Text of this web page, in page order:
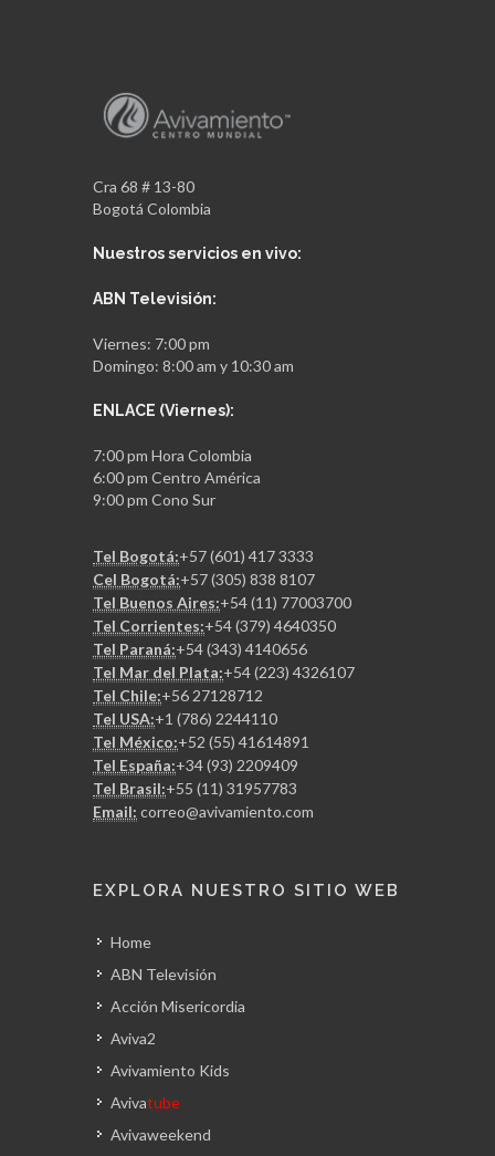
Cra 68 # 13-80
Bogotá Colombia
Nuestros servicios en vivo:
ABN Televisión:
Viernes: 7:00 pm
Domingo: 8:00 am y 10:30 am
ENLACE (Viernes):
7:00 pm Hora Colombia
6:00 pm Centro América
9:00 pm Cono Sur
Tel Bogotá:+57 (601) 417 3333
Cel Bogotá:+57 (305) 838 8107
Tel Buenos Aires:+54 (11) 77003700
Tel Corrientes:+54 (379) 4640350
Tel Paraná:+54 (343) 4140656
Tel Mar del Plata:+54 (223) 4326107
Tel Chile:+56 27128712
Tel USA:+1 (786) 2244110
Tel México:+52 (55) 41614891
Tel España:+34 (93) 2209409
Tel Brasil:+55 (11) 31957783
Email: correo@avivamiento.com
EXPLORA NUESTRO SITIO WEB
Home
ABN Televisión
Acción Misericordia
Aviva2
Avivamiento Kids
Avivatube
Avivaweekend